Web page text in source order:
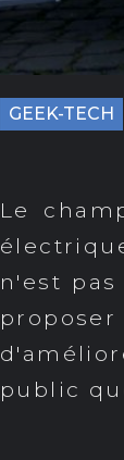
GEEK-TECH
Le
n'est
public